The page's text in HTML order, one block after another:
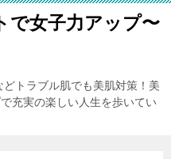
で女子力アップ〜
トラブル肌でも美肌対策！美
充実の楽しい人生を歩いてい